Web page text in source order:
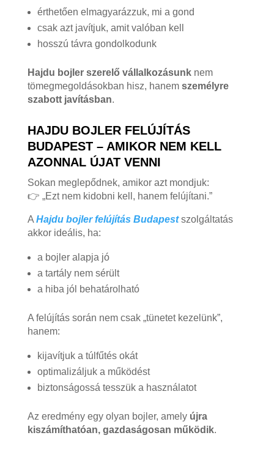
érthetően elmagyarázzuk, mi a gond
csak azt javítjuk, amit valóban kell
hosszú távra gondolkodunk
Hajdu bojler szerelő vállalkozásunknem
tömegmegoldásokban hisz, hanem személyre
szabott javításban.
HAJDU BOJLER FELÚJÍTÁS
BUDAPEST – AMIKOR NEM KELL
AZONNAL ÚJAT VENNI
Sokan meglepődnek, amikor azt mondjuk:
👉 „Ezt nem kidobni kell, hanem felújítani.”
A Hajdu bojler felújítás Budapestszolgáltatás
akkor ideális, ha:
a bojler alapja jó
a tartály nem sérült
a hiba jól behatárolható
A felújítás során nem csak „tünetet kezelünk”,
hanem:
kijavítjuk a túlfűtés okát
optimalizáljuk a működést
biztonságossá tesszük a használatot
Az eredmény egy olyan bojler, amely újra
kiszámíthatóan, gazdaságosan működik.